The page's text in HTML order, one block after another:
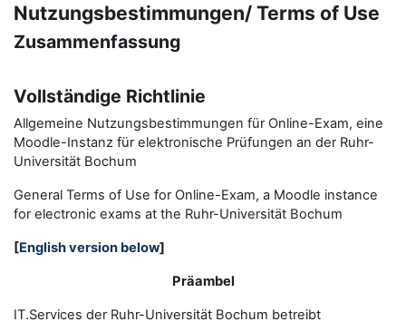
Nutzungsbestimmungen/ Terms of Use
Zusammenfassung
Vollständige Richtlinie
Allgemeine Nutzungsbestimmungen für Online-Exam, eine
Moodle-Instanz für elektronische Prüfungen an der Ruhr-
Universität Bochum
General Terms of Use for Online-Exam, a Moodle instance
for electronic exams at the Ruhr-Universität Bochum
[English version below]
Präambel
IT.Services der Ruhr-Universität Bochum betreibt